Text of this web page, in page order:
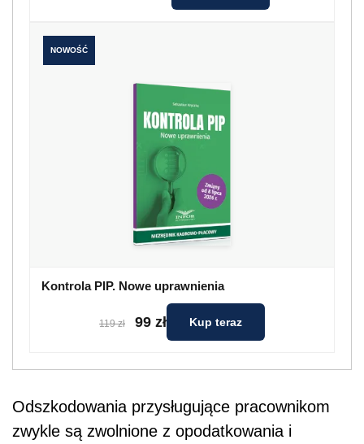
NOWOŚĆ
Kontrola PIP. Nowe uprawnienia
119 zł 99 zł Kup teraz
Odszkodowania przysługujące pracownikom
zwykle są zwolnione z opodatkowania i